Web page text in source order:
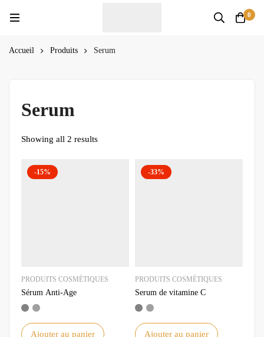
0
Accueil Produits Serum
Serum
Showing all 2 results
-15%
PRODUITS COSMÉTIQUES
Sérum Anti-Age
Ajouter au panier
-33%
PRODUITS COSMÉTIQUES
Serum de vitamine C
Ajouter au panier